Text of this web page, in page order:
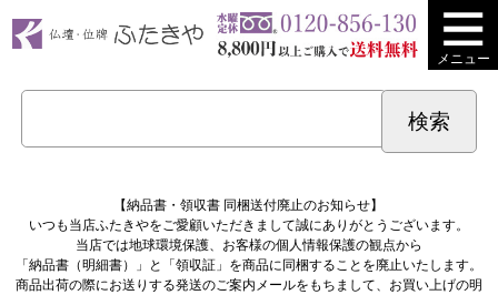
メニュー
【納品書・領収書 同梱送付廃止のお知らせ】
いつも当店ふたきやをご愛顧いただきまして誠にありがとうございます。
当店では地球環境保護、お客様の個人情報保護の観点から
「納品書（明細書）」と「領収証」を商品に同梱することを廃止いたします。
商品出荷の際にお送りする発送のご案内メールをもちまして、お買い上げの明